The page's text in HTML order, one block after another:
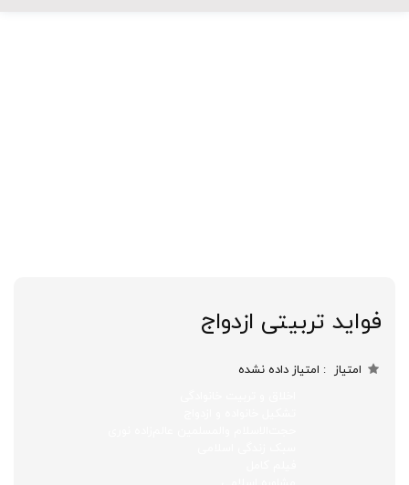
فواید تربیتی ازدواج
امتیاز امتیاز داده نشده